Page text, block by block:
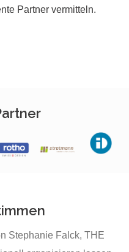
Partner vermitteln.
Stephanie Falck, THE